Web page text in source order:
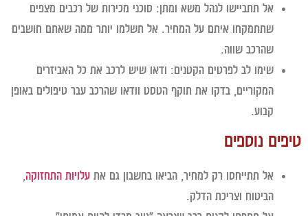
אל תתביישו לנהל משא ומתן:סוכני מכירות של רכבים מצפים
שתתמקחו איתם על המחיר. אל תשלמו יותר ממה שאתם חושבים
שהרכב שווה.
שימו לב לפרטים הקטנים:ודאו שיש לרכב את כל האביזרים
המקוריים, בדקו את תוקף הטסט וודאו שהרכב עבר טיפולים באופן
קבוע.
נוספים
אל תתייחסו רק למחיר, הביאו בחשבון גם את עלויות התחזוקה,
הביטוח וצריכת הדלק.